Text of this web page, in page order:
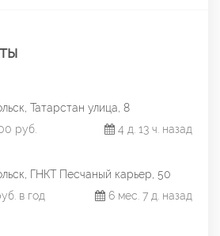
Татарстан улица, 8
руб.
4 д. 13 ч. назад
ГНКТ Песчаный карьер, 50
в год
6 мес. 7 д. назад